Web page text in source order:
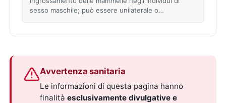
sesso maschile; può essere unilaterale o…
Avvertenza sanitaria
Le informazioni di questa pagina hanno
finalitàesclusivamente divulgative e